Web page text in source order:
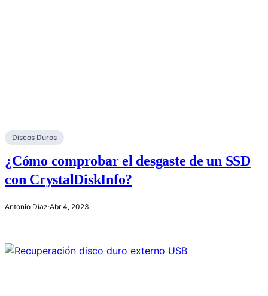
Discos Duros
¿Cómo comprobar el desgaste de un SSD
con CrystalDiskInfo?
Antonio Díaz·Abr 4, 2023